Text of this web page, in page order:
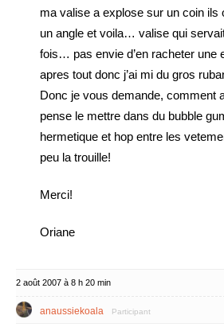
ma valise a explose sur un coin ils
un angle et voila… valise qui
fois… pas envie d’en racheter une
apres tout donc j’ai mi du gros
Donc je vous demande, comment
pense le mettre dans du bubble
hermetique et hop entre les
peu la trouille!
Merci!
Oriane
2 août 2007 à 8 h 20 min
anaussiekoala Participant